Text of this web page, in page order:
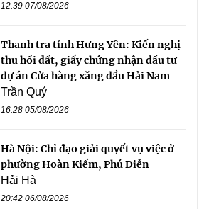
12:39 07/08/2026
Thanh tra tỉnh Hưng Yên: Kiến nghị
thu hồi đất, giấy chứng nhận đầu tư
dự án Cửa hàng xăng dầu Hải Nam
Trần Quý
16:28 05/08/2026
Hà Nội: Chỉ đạo giải quyết vụ việc ở
phường Hoàn Kiếm, Phú Diễn
Hải Hà
20:42 06/08/2026